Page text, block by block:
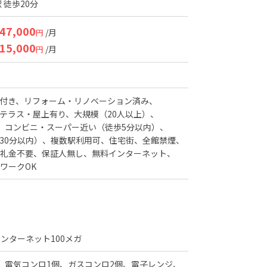
徒歩20分
47,000円 /月
15,000円 /月
き
リフォーム・リノベーション済み
テラス・屋上有り
大規模（20人以上）
コンビニ・スーパー近い（徒歩5分以内）
分以内）
複数駅利用可 住宅街
全館禁煙
金不要
保証人無し
無料インターネット
ークOK
ターネット100メガ
気コンロ1個、ガスコンロ2個、電子レンジ、